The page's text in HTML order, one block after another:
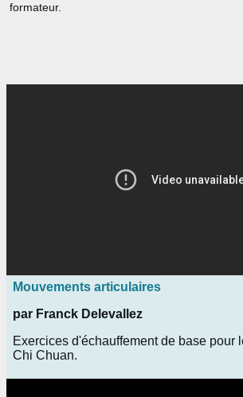
formateur.
Mouvements articulaires
par Franck Delevallez
Exercices d'échauffement de base pour
Chi Chuan.